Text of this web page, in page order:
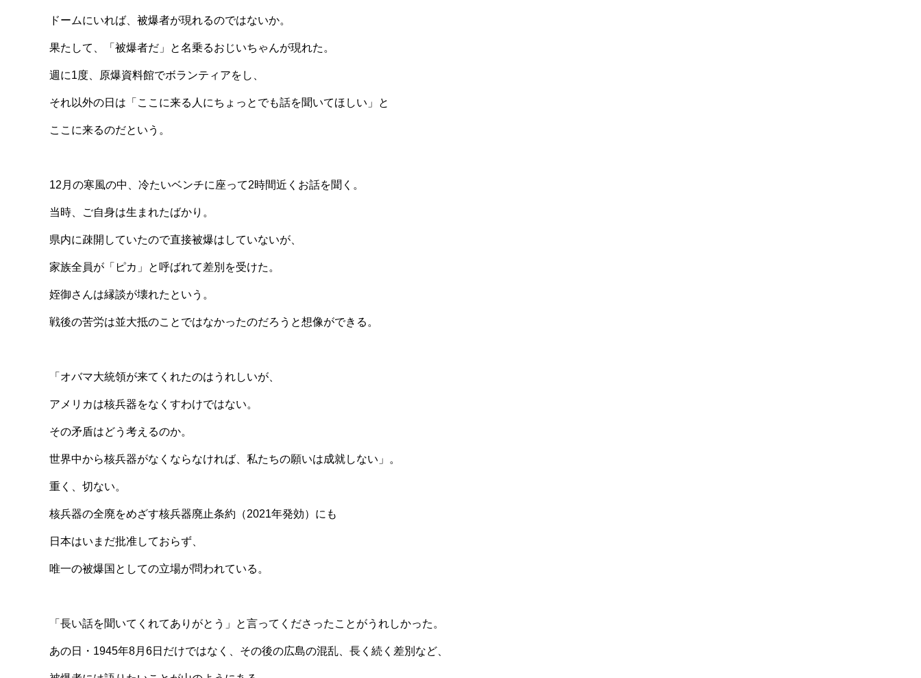
ドームにいれば、被爆者が現れるのではないか。
果たして、「被爆者だ」と名乗るおじいちゃんが現れた。
週に1度、原爆資料館でボランティアをし、
それ以外の日は「ここに来る人にちょっとでも話を聞いてほしい」と
ここに来るのだという。
12月の寒風の中、冷たいベンチに座って2時間近くお話を聞く。
当時、ご自身は生まれたばかり。
県内に疎開していたので直接被爆はしていないが、
家族全員が「ピカ」と呼ばれて差別を受けた。
姪御さんは縁談が壊れたという。
戦後の苦労は並大抵のことではなかったのだろうと想像ができる。
「オバマ大統領が来てくれたのはうれしいが、
アメリカは核兵器をなくすわけではない。
その矛盾はどう考えるのか。
世界中から核兵器がなくならなければ、私たちの願いは成就しない」。
重く、切ない。
核兵器の全廃をめざす核兵器廃止条約（2021年発効）にも
日本はいまだ批准しておらず、
唯一の被爆国としての立場が問われている。
「長い話を聞いてくれてありがとう」と言ってくださったことがうれしかった。
あの日・1945年8月6日だけではなく、その後の広島の混乱、長く続く差別など、